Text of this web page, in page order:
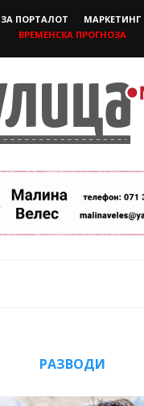
ЗА ПОРТАЛОТ МАРКЕТИНГ
ВРЕМЕНСКА ПРОГНОЗА
РАЗВОДИ